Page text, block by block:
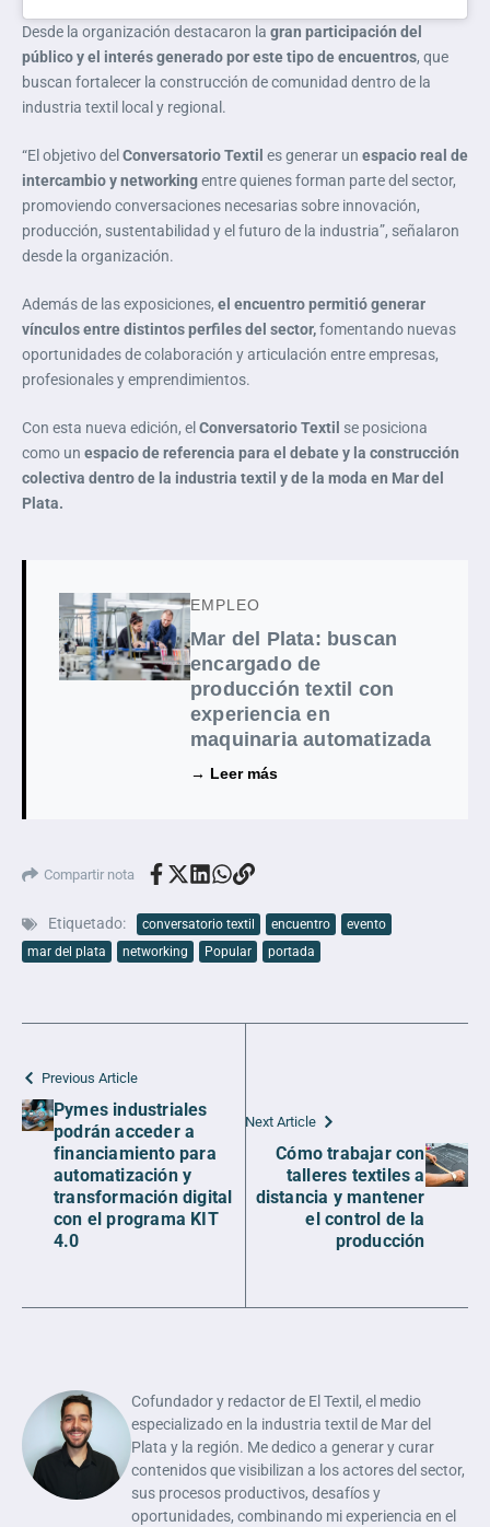
Desde la organización destacaron la gran participación del
público y el interés generado por este tipo de encuentros, que
buscan fortalecer la construcción de comunidad dentro de la
industria textil local y regional.
“El objetivo del Conversatorio Textil es generar un espacio real de
intercambio y networkingentre quienes forman parte del sector,
promoviendo conversaciones necesarias sobre innovación,
producción, sustentabilidad y el futuro de la industria”, señalaron
desde la organización.
Además de las exposiciones, el encuentro permitió generar
vínculos entre distintos perfiles del sector,fomentando nuevas
oportunidades de colaboración y articulación entre empresas,
profesionales y emprendimientos.
Con esta nueva edición, el Conversatorio Textil se posiciona
como un espacio de referencia para el debate y la construcción
colectiva dentro de la industria textil y de la moda en Mar del
Plata.
EMPLEO
Mar del Plata: buscan
encargado de
producción textil con
experiencia en
maquinaria automatizada
→ Leer más
Compartir nota
Etiquetado: conversatorio textil encuentro
evento
mar del plata
networking Popular portada
Previous Article
Pymes industriales
podrán acceder a
financiamiento para
automatización y
transformación digital
con el programa KIT
4.0
Next Article
Cómo trabajar con
talleres textiles a
distancia y mantener
el control de la
producción
Cofundador y redactor de El Textil, el medio
especializado en la industria textil de Mar del
Plata y la región. Me dedico a generar y curar
contenidos que visibilizan a los actores del sector,
sus procesos productivos, desafíos y
oportunidades, combinando mi experiencia en el